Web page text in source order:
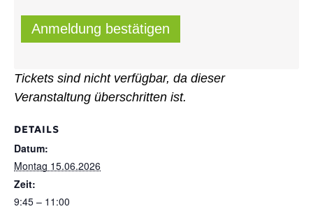
DETAILS
Datum:
Montag 15.06.2026
Zeit:
9:45 – 11:00
Anmeldung bestätigen
Tickets sind nicht verfügbar, da dieser
Veranstaltung überschritten ist.